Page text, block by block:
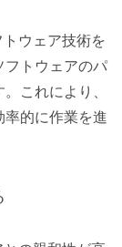
ウェア技術を
フトウェアのパ
これにより、
率的に作業を進